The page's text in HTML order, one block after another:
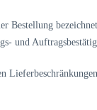
Bestellung
und